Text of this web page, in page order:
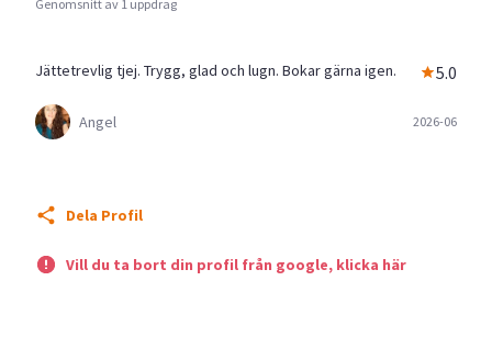
Genomsnitt av 1 uppdrag
Jättetrevlig tjej. Trygg, glad och lugn. Bokar gärna igen. 5.0
Angel 2026-06
Dela Profil
Vill du ta bort din profil från google, klicka här